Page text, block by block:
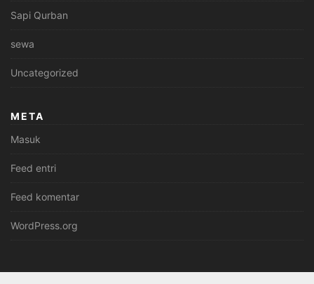
Sapi Qurban
sewa
Uncategorized
META
Masuk
Feed entri
Feed komentar
WordPress.org